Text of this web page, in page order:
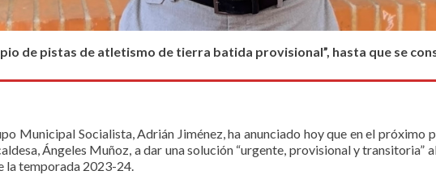
de pistas de atletismo de tierra batida provisional”, hasta que se
Municipal Socialista, Adrián Jiménez, ha anunciado hoy que en el
Ángeles Muñoz, a dar una solución “urgente, provisional y transitoria”
la temporada 2023-24.